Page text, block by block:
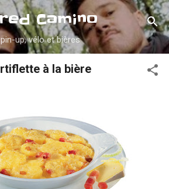
au contenu principal
Camino
up, vélo et bières
à la bière